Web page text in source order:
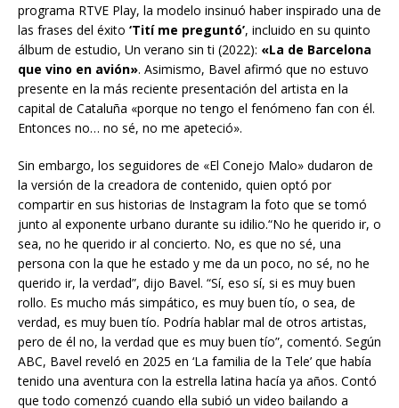
programa RTVE Play, la modelo insinuó haber inspirado una de
las frases del éxito ‘Tití me preguntó’, incluido en su quinto
álbum de estudio, Un verano sin ti (2022): «La de Barcelona
que vino en avión». Asimismo, Bavel afirmó que no estuvo
presente en la más reciente presentación del artista en la
capital de Cataluña «porque no tengo el fenómeno fan con él.
Entonces no… no sé, no me apeteció».
Sin embargo, los seguidores de «El Conejo Malo» dudaron de
la versión de la creadora de contenido, quien optó por
compartir en sus historias de Instagram la foto que se tomó
junto al exponente urbano durante su idilio.“No he querido ir, o
sea, no he querido ir al concierto. No, es que no sé, una
persona con la que he estado y me da un poco, no sé, no he
querido ir, la verdad”, dijo Bavel. “Sí, eso sí, si es muy buen
rollo. Es mucho más simpático, es muy buen tío, o sea, de
verdad, es muy buen tío. Podría hablar mal de otros artistas,
pero de él no, la verdad que es muy buen tío”, comentó. Según
ABC, Bavel reveló en 2025 en ‘La familia de la Tele’ que había
tenido una aventura con la estrella latina hacía ya años. Contó
que todo comenzó cuando ella subió un video bailando a